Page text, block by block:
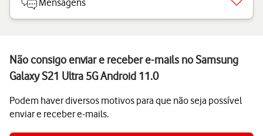
Mensagens
Não consigo enviar e receber e-mails no Samsung
Galaxy S21 Ultra 5G Android 11.0
Podem haver diversos motivos para que não seja possível
enviar e receber e-mails.